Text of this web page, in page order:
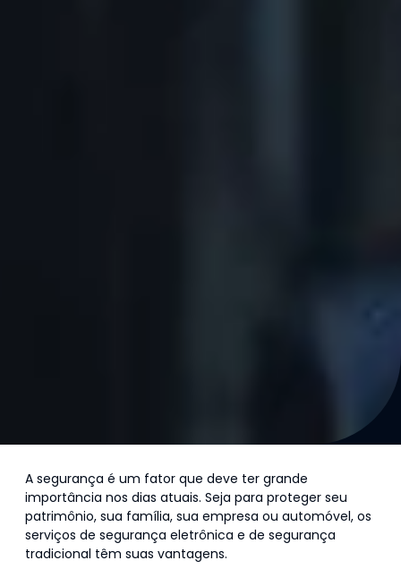
A segurança é um fator que deve ter grande
importância nos dias atuais. Seja para proteger seu
patrimônio, sua família, sua empresa ou automóvel, os
serviços de segurança eletrônica e de segurança
tradicional têm suas vantagens.